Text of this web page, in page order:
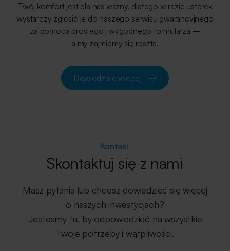
Twój komfort jest dla nas ważny, dlatego w razie usterek
wystarczy zgłosić je do naszego serwisu gwarancyjnego
za pomocą prostego i wygodnego formularza –
a my zajmiemy się resztą.
Dowiedz się więcej
Kontakt
Skontaktuj się z nami
Masz pytania lub chcesz dowiedzieć się więcej
o naszych inwestycjach?
Jesteśmy tu, by odpowiedzieć na wszystkie
Twoje potrzeby i wątpliwości.